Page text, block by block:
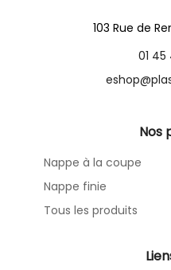
103 Rue de
01
Nos
Nappe à la coupe
Nappe finie
Tous les produits